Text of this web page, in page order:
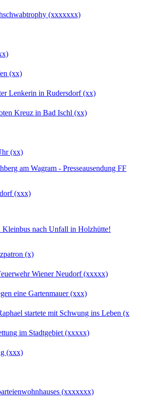
(xxxxxxx)
(xx)
Lenkerin in Rudersdorf (xx)
Kreuz in Bad Ischl (xx)
(xx)
am Wagram - Presseausendung FF
(xxx)
nach Unfall in Holzhütte!
(x)
Wiener Neudorf (xxxxx)
eine Gartenmauer (xxx)
startete mit Schwung ins Leben (x
im Stadtgebiet (xxxxx)
(xxx)
(xxxxxxx)